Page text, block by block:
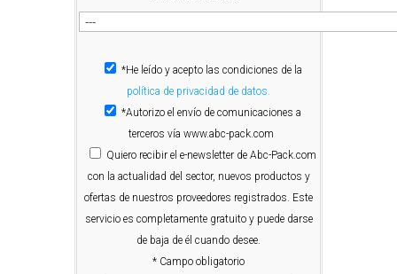
*He leído y acepto las condiciones de la
política de privacidad de datos.
*Autorizo el envío de comunicaciones a
terceros vía www.abc-pack.com
Quiero recibir el e-newsletter de Abc-Pack.com
con la actualidad del sector, nuevos productos y
ofertas de nuestros proveedores registrados. Este
servicio es completamente gratuito y puede darse
de baja de él cuando desee.
* Campo obligatorio